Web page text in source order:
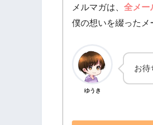
メルマガは、全メー
僕の想いを綴ったメ
ゆうき
お待